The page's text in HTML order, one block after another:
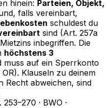
hinein: Parteien, Objekt,
falls vereinbart,
schuldest du
sind (Art. 257a
inbegriffen. Die
höchstens 3
muss auf ein Sperrkonto
Klauseln zu deinem
Recht abweichen, sind
· BWO ·